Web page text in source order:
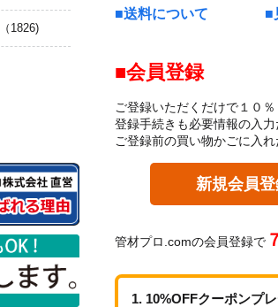
送料について
会員登録
ご登録いただくだけで１０
登録手続きも必要情報の入
ご登録前の買い物かごに入れ
新規会員
管材プロ.comの会員登録で
10%OFFクーポンプ
（1826)